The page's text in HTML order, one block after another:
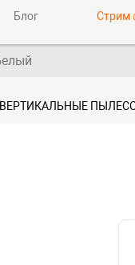
Блог Стрим
ВЕРТИКАЛЬНЫЕ